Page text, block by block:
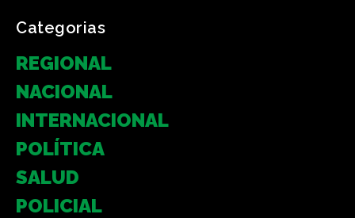
Categorias
REGIONAL
NACIONAL
INTERNACIONAL
POLÍTICA
SALUD
POLICIAL